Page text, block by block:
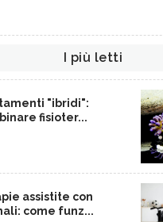
I più letti
"ibridi":
fisioter...
assistite con
come funz...